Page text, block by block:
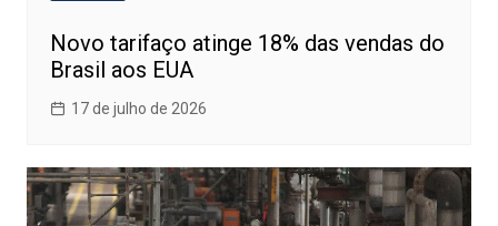
Novo tarifaço atinge 18% das vendas do
Brasil aos EUA
17 de julho de 2026